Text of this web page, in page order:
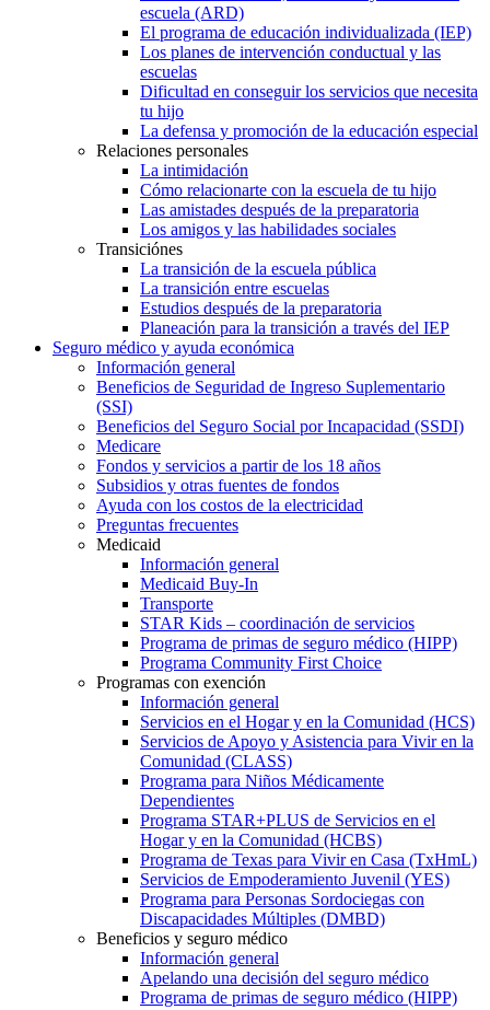
escuela (ARD)
El programa de educación individualizada (IEP)
Los planes de intervención conductual y las
escuelas
Dificultad en conseguir los servicios que necesita
tu hijo
La defensa y promoción de la educación especial
Relaciones personales
La intimidación
Cómo relacionarte con la escuela de tu hijo
Las amistades después de la preparatoria
Los amigos y las habilidades sociales
Transiciónes
La transición de la escuela pública
La transición entre escuelas
Estudios después de la preparatoria
Planeación para la transición a través del IEP
Seguro médico y ayuda económica
Información general
Beneficios de Seguridad de Ingreso Suplementario
(SSI)
Beneficios del Seguro Social por Incapacidad (SSDI)
Medicare
Fondos y servicios a partir de los 18 años
Subsidios y otras fuentes de fondos
Ayuda con los costos de la electricidad
Preguntas frecuentes
Medicaid
Información general
Medicaid Buy-In
Transporte
STAR Kids – coordinación de servicios
Programa de primas de seguro médico (HIPP)
Programa Community First Choice
Programas con exención
Información general
Servicios en el Hogar y en la Comunidad (HCS)
Servicios de Apoyo y Asistencia para Vivir en la
Comunidad (CLASS)
Programa para Niños Médicamente
Dependientes
Programa STAR+PLUS de Servicios en el
Hogar y en la Comunidad (HCBS)
Programa de Texas para Vivir en Casa (TxHmL)
Servicios de Empoderamiento Juvenil (YES)
Programa para Personas Sordociegas con
Discapacidades Múltiples (DMBD)
Beneficios y seguro médico
Información general
Apelando una decisión del seguro médico
Programa de primas de seguro médico (HIPP)